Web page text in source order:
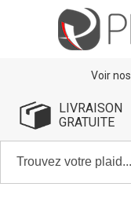
Voir nos
LIVRAISON
GRATUITE